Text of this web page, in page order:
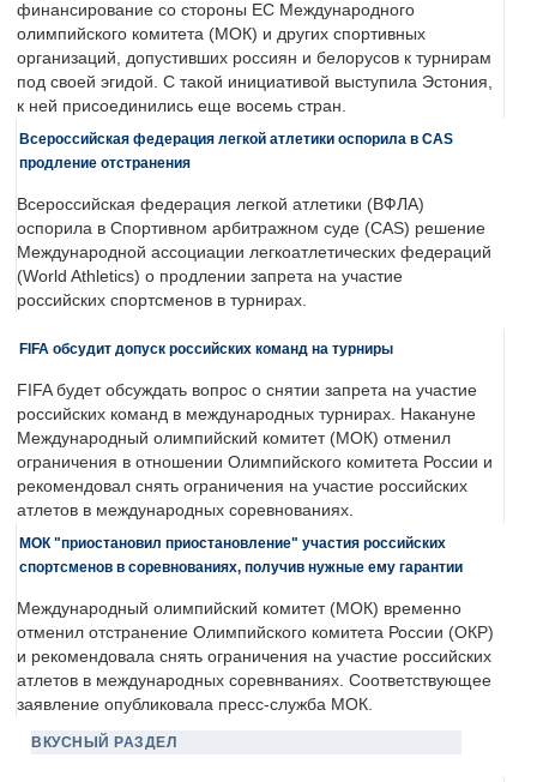
финансирование со стороны ЕС Международного
олимпийского комитета (МОК) и других спортивных
организаций, допустивших россиян и белорусов к турнирам
под своей эгидой. С такой инициативой выступила Эстония,
к ней присоединились еще восемь стран.
Всероссийская федерация легкой атлетики оспорила в CAS
продление отстранения
Всероссийская федерация легкой атлетики (ВФЛА)
оспорила в Спортивном арбитражном суде (CAS) решение
Международной ассоциации легкоатлетических федераций
(World Athletics) о продлении запрета на участие
российских спортсменов в турнирах.
FIFA обсудит допуск российских команд на турниры
FIFA будет обсуждать вопрос о снятии запрета на участие
российских команд в международных турнирах. Накануне
Международный олимпийский комитет (МОК) отменил
ограничения в отношении Олимпийского комитета России и
рекомендовал снять ограничения на участие российских
атлетов в международных соревнованиях.
МОК "приостановил приостановление" участия российских
спортсменов в соревнованиях, получив нужные ему гарантии
Международный олимпийский комитет (МОК) временно
отменил отстранение Олимпийского комитета России (ОКР)
и рекомендовала снять ограничения на участие российских
атлетов в международных соревнваниях. Соответствующее
заявление опубликовала пресс-служба МОК.
ВКУСНЫЙ РАЗДЕЛ